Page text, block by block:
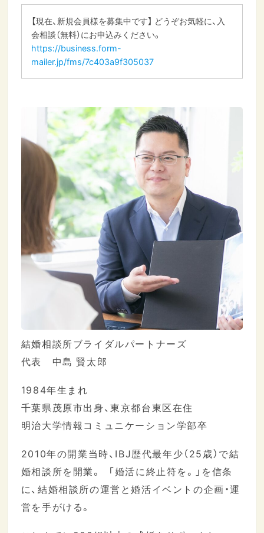
【現在、新規会員様を募集中です】 どうぞお気軽に、入
会相談（無料）にお申込みください。
https://business.form-
mailer.jp/fms/7c403a9f305037
結婚相談所ブライダルパートナーズ
代表 中島 賢太郎
1984年生まれ
千葉県茂原市出身、東京都台東区在住
明治大学情報コミュニケーション学部卒
2010年の開業当時、IBJ歴代最年少（25歳）で結
婚相談所を開業。 「婚活に終止符を。」を信条
に、結婚相談所の運営と婚活イベントの企画・運
営を手がける。